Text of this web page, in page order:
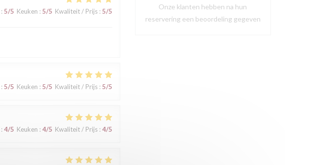
5/5 Keuken : 5/5 Kwaliteit / Prijs: 5/5
5/5 Keuken : 5/5 Kwaliteit / Prijs: 5/5
4/5 Keuken : 4/5 Kwaliteit / Prijs: 4/5
Onze klanten hebben na hun
reservering een beoordeling gegeven